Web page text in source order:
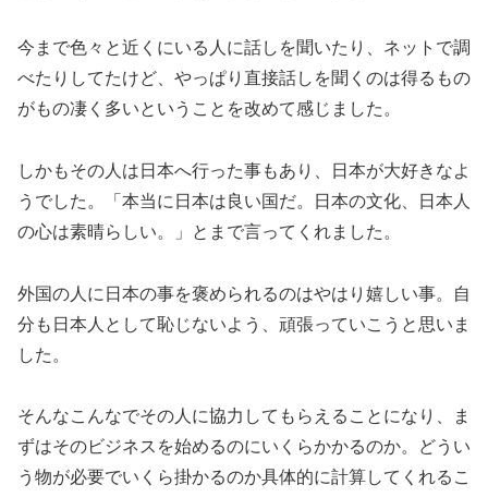
今まで色々と近くにいる人に話しを聞いたり、ネットで調
べたりしてたけど、やっぱり直接話しを聞くのは得るもの
がもの凄く多いということを改めて感じました。
しかもその人は日本へ行った事もあり、日本が大好きなよ
うでした。「本当に日本は良い国だ。日本の文化、日本人
の心は素晴らしい。」とまで言ってくれました。
外国の人に日本の事を褒められるのはやはり嬉しい事。自
分も日本人として恥じないよう、頑張っていこうと思いま
した。
そんなこんなでその人に協力してもらえることになり、ま
ずはそのビジネスを始めるのにいくらかかるのか。どうい
う物が必要でいくら掛かるのか具体的に計算してくれるこ